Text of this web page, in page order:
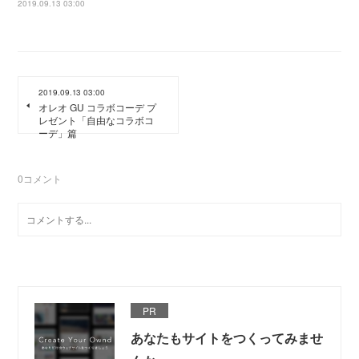
2019.09.13 03:00
2019.09.13 03:00
オレオ GU コラボコーデ プ
レゼント「自由なコラボコ
ーデ」篇
0コメント
PR
あなたもサイトをつくってみませ